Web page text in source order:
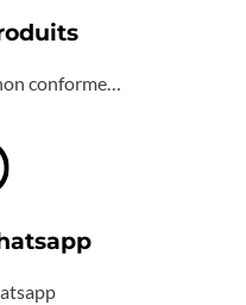
conforme…